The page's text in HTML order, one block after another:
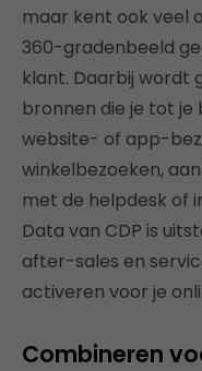
maar kent ook veel
360-gradenbeeld
klant. Daarbij wordt
bronnen die je tot je
website- of app-
winkelbezoeken,
met de helpdesk of
Data van CDP is
after-sales en
activeren voor je
Combineren